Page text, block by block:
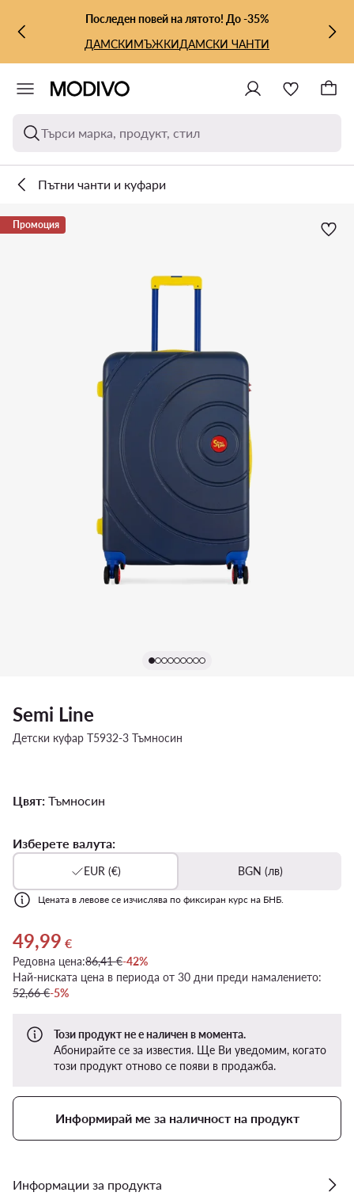
КЪМ ОСНОВНОТО СЪДЪРЖАНИЕ
КЪМ ТЪРСЕНЕПоследен повей на лятото! До -35%
ДАМСКИМЪЖКИДАМСКИ ЧАНТИ
Търси марка, продукт, стил
Пътни чанти и куфари
Промоция
Semi Line
Детски куфар T5932-3 Тъмносин
Цвят: Тъмносин
Изберете валута:
EUR (€) BGN (лв)
Цената в левове се изчислява по фиксиран курс на БНБ.
Актуална цена 49,99 €
49,99 €
Редовна цена:86,41 €-42%
Най-ниската цена в периода от 30 дни преди намалението:
52,66 €-5%
Този продукт не е наличен в момента.
Абонирайте се за известия. Ще Ви уведомим, когато
този продукт отново се появи в продажба.
Информирай ме за наличност на продукт
Информации за продукта